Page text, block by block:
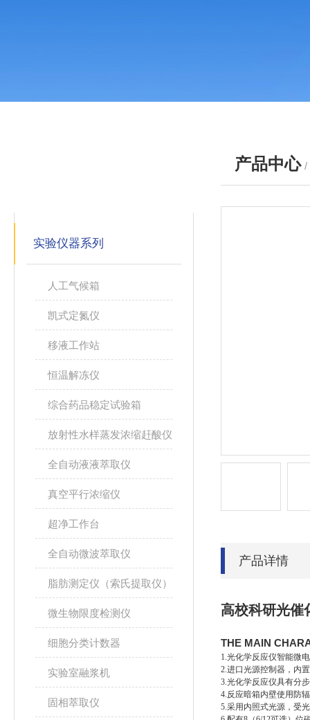
实验仪器系列
人工气候箱
凯式定氮仪
移液工作站
恒温解冻仪
综合药品稳定试验箱
放射性水样蒸发浓缩赶酸仪
全自动液液萃取仪
真空平行浓缩仪
超净工作台
全自动微波萃取仪
脂肪测定仪（索氏提取仪）
微生物限度检测仪
细胞分类计数器
实验室融浆机
固相萃取仪
产品中心 /
产品详情
高校科研光催
THE MAIN
1.光化学反应仪智能微
2.进口光源控制器，内
3.光化学反应仪具有分
4.反应暗箱内壁使用防
5.采用内照式光源，受